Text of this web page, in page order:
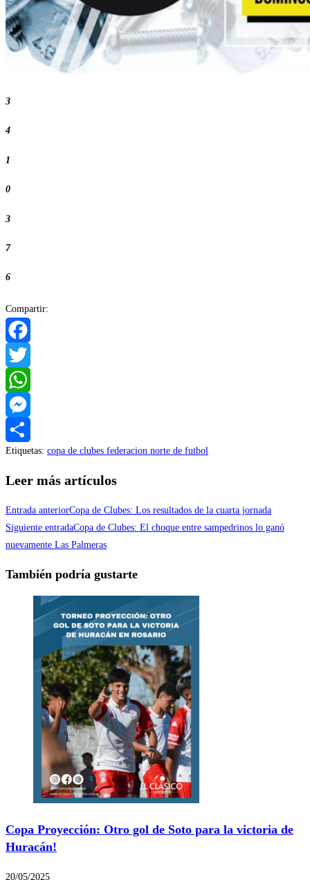
3
4
1
0
3
7
6
Compartir:
Facebook
Twitter
WhatsApp
Messenger
Compartir
Etiquetas: copa de clubes federacion norte de futbol
Leer más artículos
Entrada anteriorCopa de Clubes: Los resultados de la cuarta jornada
Siguiente entradaCopa de Clubes: El choque entre sampedrinos lo ganó
nuevamente Las Palmeras
También podría gustarte
Copa Proyección: Otro gol de Soto para la victoria de
Huracán!
20/05/2025